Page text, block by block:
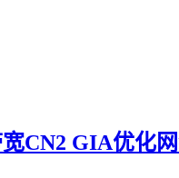
CN2 GIA优化